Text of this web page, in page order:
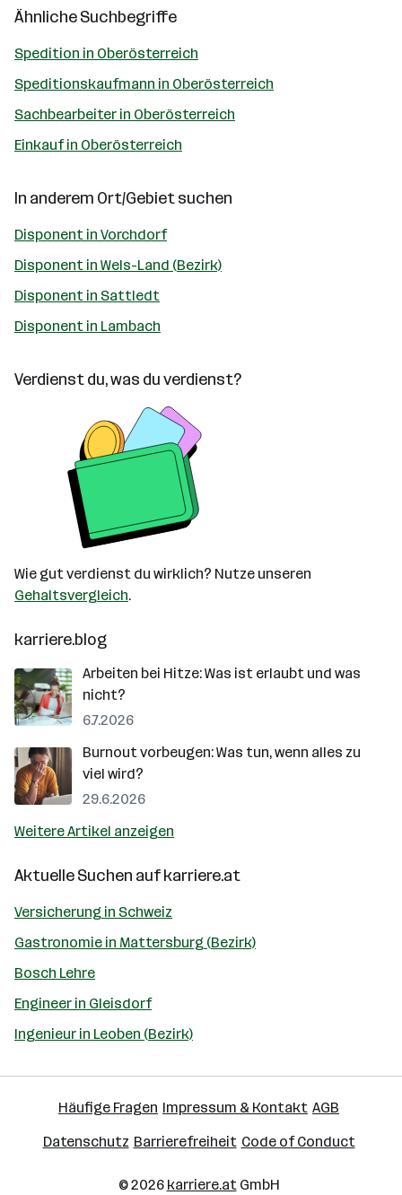
Ähnliche Suchbegriffe
Spedition in Oberösterreich
Speditionskaufmann in Oberösterreich
Sachbearbeiter in Oberösterreich
Einkauf in Oberösterreich
In anderem Ort/Gebiet suchen
Disponent in Vorchdorf
Disponent in Wels-Land (Bezirk)
Disponent in Sattledt
Disponent in Lambach
Verdienst du, was du verdienst?
Wie gut verdienst du wirklich? Nutze unseren
Gehaltsvergleich.
karriere.blog
Arbeiten bei Hitze: Was ist erlaubt und was
nicht?
6.7.2026
Burnout vorbeugen: Was tun, wenn alles zu
viel wird?
29.6.2026
Weitere Artikel anzeigen
Aktuelle Suchen aufkarriere.at
Versicherung in Schweiz
Gastronomie in Mattersburg (Bezirk)
Bosch Lehre
Engineer in Gleisdorf
Ingenieur in Leoben (Bezirk)
Häufige Fragen Impressum & Kontakt AGB
Datenschutz Barrierefreiheit Code of Conduct
© 2026 karriere.atGmbH